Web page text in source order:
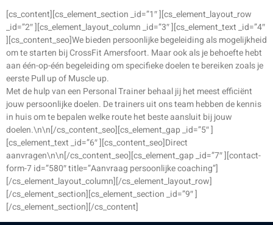
[cs_content][cs_element_section _id=”1″ ][cs_element_layout_row
_id=”2″ ][cs_element_layout_column _id=”3″ ][cs_element_text _id=”4″
][cs_content_seo]We bieden persoonlijke begeleiding als mogelijkheid
om te starten bij CrossFit Amersfoort. Maar ook als je behoefte hebt
aan één-op-één begeleiding om specifieke doelen te bereiken zoals je
eerste Pull up of Muscle up.
Met de hulp van een Personal Trainer behaal jij het meest efficiënt
jouw persoonlijke doelen. De trainers uit ons team hebben de kennis
in huis om te bepalen welke route het beste aansluit bij jouw
doelen.\n\n[/cs_content_seo][cs_element_gap _id=”5″ ]
[cs_element_text _id=”6″ ][cs_content_seo]Direct
aanvragen\n\n[/cs_content_seo][cs_element_gap _id=”7″ ][contact-
form-7 id=”580″ title=”Aanvraag persoonlijke coaching”]
[/cs_element_layout_column][/cs_element_layout_row]
[/cs_element_section][cs_element_section _id=”9″ ]
[/cs_element_section][/cs_content]